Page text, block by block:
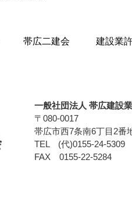
帯広二建会 建設業
一般社団法人 帯広建設
〒080-0017
帯広市西7条南6丁目2番
TEL (代)0155-24-5309
FAX 0155-22-5284